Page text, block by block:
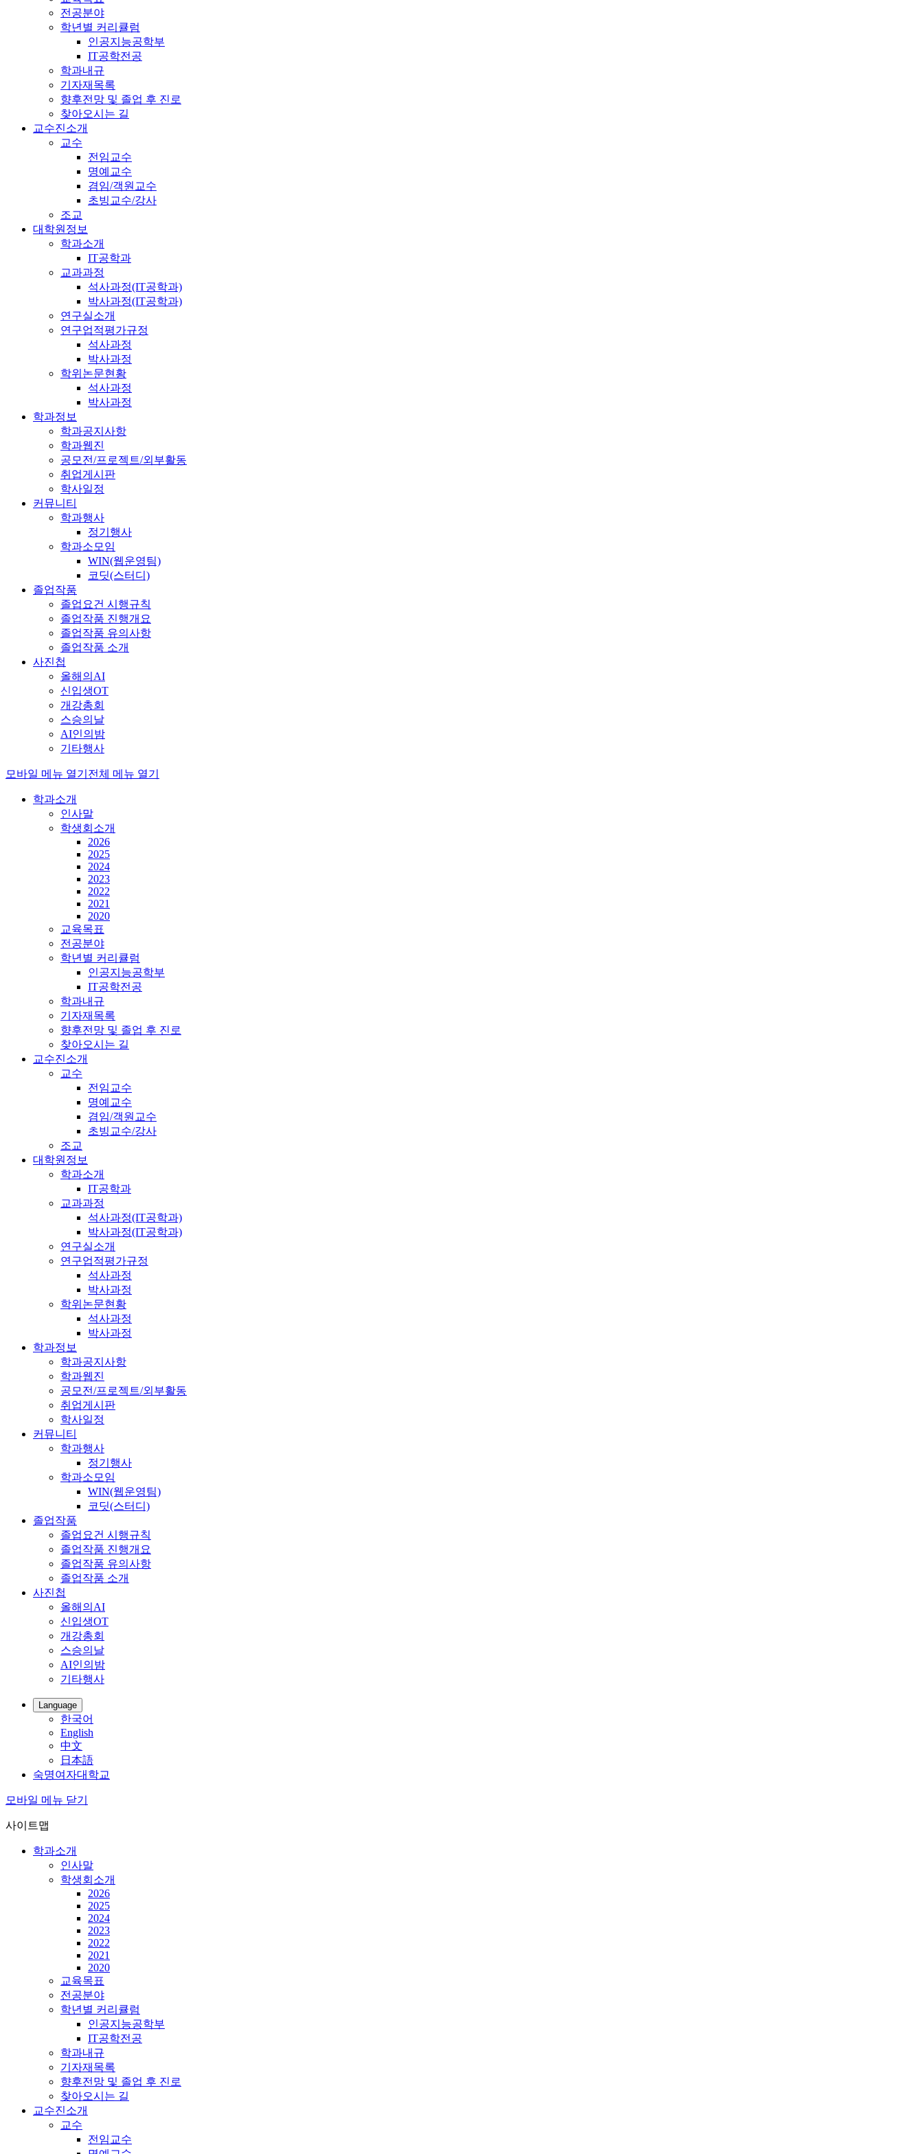
전공분야
학년별 커리큘럼
인공지능공학부
IT공학전공
학과내규
기자재목록
향후전망 및 졸업 후 진로
찾아오시는 길
교수진소개
교수
전임교수
명예교수
겸임/객원교수
초빙교수/강사
조교
대학원정보
학과소개
IT공학과
교과과정
석사과정(IT공학과)
박사과정(IT공학과)
연구실소개
연구업적평가규정
석사과정
박사과정
학위논문현황
석사과정
박사과정
학과정보
학과공지사항
학과웹진
공모전/프로젝트/외부활동
취업게시판
학사일정
커뮤니티
학과행사
정기행사
학과소모임
WIN(웹운영팀)
코딧(스터디)
졸업작품
졸업요건 시행규칙
졸업작품 진행개요
졸업작품 유의사항
졸업작품 소개
사진첩
올해의AI
신입생OT
개강총회
스승의날
AI인의밤
기타행사
모바일 메뉴 열기 전체 메뉴 열기
학과소개
인사말
학생회소개
2026
2025
2024
2023
2022
2021
2020
교육목표
전공분야
학년별 커리큘럼
인공지능공학부
IT공학전공
학과내규
기자재목록
향후전망 및 졸업 후 진로
찾아오시는 길
교수진소개
교수
전임교수
명예교수
겸임/객원교수
초빙교수/강사
조교
대학원정보
학과소개
IT공학과
교과과정
석사과정(IT공학과)
박사과정(IT공학과)
연구실소개
연구업적평가규정
석사과정
박사과정
학위논문현황
석사과정
박사과정
학과정보
학과공지사항
학과웹진
공모전/프로젝트/외부활동
취업게시판
학사일정
커뮤니티
학과행사
정기행사
학과소모임
WIN(웹운영팀)
코딧(스터디)
졸업작품
졸업요건 시행규칙
졸업작품 진행개요
졸업작품 유의사항
졸업작품 소개
사진첩
올해의AI
신입생OT
개강총회
스승의날
AI인의밤
기타행사
Language
한국어
English
中文
日本語
숙명여자대학교
모바일 메뉴 닫기
사이트맵
학과소개
인사말
학생회소개
2026
2025
2024
2023
2022
2021
2020
교육목표
전공분야
학년별 커리큘럼
인공지능공학부
IT공학전공
학과내규
기자재목록
향후전망 및 졸업 후 진로
찾아오시는 길
교수진소개
교수
전임교수